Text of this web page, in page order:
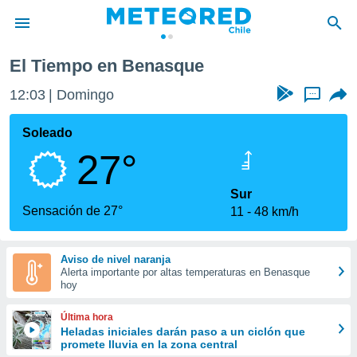
de
por
que se
calidad.
a este
las
y
forma
digital
basada
El Tiempo en Benasque
12:03 Domingo ...
Soleado
27°
Sensación de 27°
Sur
11
48 km/h
Aviso de nivel naranja
Alerta importante por altas temperaturas en Benasque
hoy
Última hora
Heladas iniciales darán paso a un ciclón que
promete lluvia en la zona central